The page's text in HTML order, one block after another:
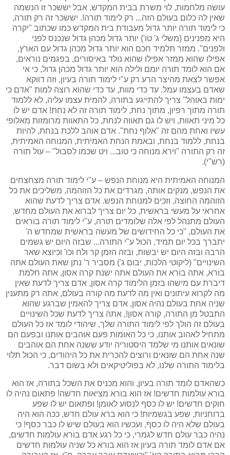
עושה מלחמות, לוי משרת בבית המקדש, אבל יששכר זו הנשמה
שאין לה כלום בעולם הזה... רק לימוד תורה!. יששכר זה רק תורה,
כי לימוד תורה יותר גדול מעבודת בית המקדש כמו שכתוב "יקרה
היא מפנינים (משלי ג' טו') יותר גדול מכהן גדול שנכנס לפני
ולפנים". ממזר תלמיד חכם הוא יותר גדול מכהן גדול עם הארץ,
אפילו שהוא ממזר אפילו שהוא נולד באיסורים, בפגמים נוראים,
אם הוא לומד תורה יומם ולילה הוא יותר גדול מכהן גדול, כי אי
אפשר לצאת מהיצר הרע רק ע"י לימוד תורה בעיון, וזה דווקא
שאדם בעצמו עמל. עד כדי מוות, עד כדי שהוא רוצה למות "אדם כי
ימות באוהל" צריך להתייגע בתורה, להמית עצמו עליה, לא ללמוד
תורה מתוך רפיון, מתוך נחת, לימוד תורה זה לא נחת! אדם יש לו
כל מיני תאוות, ויש לו גם תאווה לנחת, כל התאוות מרומזות מאלופי
עשיו ואחת מהם זה "אלוף נחת". אדם אוהב ללכת בנחת, להיות
בנחת, ללמוד בנחת, ובאמת הנחת האמיתית, המנוחה האמיתית,
זה רק התורה "וירא מנוחה כי טוב... ויט שכמו לסבול" – עול תורה
(רש"י).
המנוחה האמיתית היא מנוחת הנפש – ע"י לימוד תורה מצחצחים
את הנפש, מנקים אותה, מגרדים את כל הזוהמה, משליכים את כל
הזוהמה החוצה, וזכים למנוחת הנפש. אדם צריך לדעת שהוא
אחראי על מעשי בראשית, כל יום צריך לברוא את העולם מחדש,
העולם מתנהל לפי אלה שלומדים תורה, ע"י לימוד תורה בוראים
את העולם, "כי כל החידושים של מעשה בראשית שמחדש ה'
יתברך בכל יום תמיד, הכול ע"י התורה... שבזה היום יש גשמים
הרבה ובזה היום יש יבשות, ובזה הזמן קר ולח וכו' וכיוצא שאר
השינויים" (ליקוטי הלכות, יבום ג') מסביר ר' נתן שאת העולם אתה
בורא, אתה בורא את העולם אתה ישנת קרה אסון, אתה חלמת
דיברת עם מישהו בזמן הלימוד קרה אסון, אדם צריך לדעת שאין
מה לקרוא עיתונים ואין מה לדעת מה קורה בעולם, אתה רק מתענין
שניה אחת בעולם נהיה אסון, אדם צריך להאמין שברגע שהוא
התבטל מן התורה, קורה אסון!, אתה צריך לדעת שכל השינויים
בעולם זה הולך לפי לימוד התורה שלך, שיהודי לומד אז כל העולם
מתחיל לאהוב אותנו, כי כל האומות פעם אוהבים אותנו ובפעם הם
שונאים אותנו מי שלמד היסטוריה יודע ששנה אחת הם אוהבים
שנה אחת הם שונאים ורוצים להכרית את כל היהודים, כי הכול תלוי
בלימוד התורה שלנו, לא בפוליטיקאים ולא בשום דבר.
כשהאדם לומד תורה בעיון, והוא מכניס את השכל בתורה, אז הוא
בורא עולמות חדשים! אז הוא בורא מציאות חדשה! פתאום נהיה לו
חוקים חדשים! יש לו כסף לנסוע לאומן! ופתאום יש לו שפע
ברוחניות, שפע בגשמיות! כי הוא ברא עולם חדש, ככה הוא היה
בעולם שלא היה לו כסף, ועכשיו הוא בעולם שיש לו כבר כסף! כי
נהיה כבר עולם חדש לגמרי, כי כל רגע אדם בורא עולמות חדשים,
אם אדם לומד תורה בעיון אז הוא בורא כל שניה עולמות חדשים